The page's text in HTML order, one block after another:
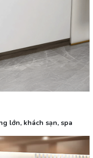
lớn, khách sạn, spa